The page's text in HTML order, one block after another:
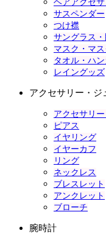
ヘアアクセサ
サスペンダー
つけ襟
サングラス
マスク・マ
タオル・ハ
レイングッズ
アクセサリー・ジ
アクセサリ
ピアス
イヤリング
イヤーカフ
リング
ネックレス
ブレスレット
アンクレット
ブローチ
腕時計